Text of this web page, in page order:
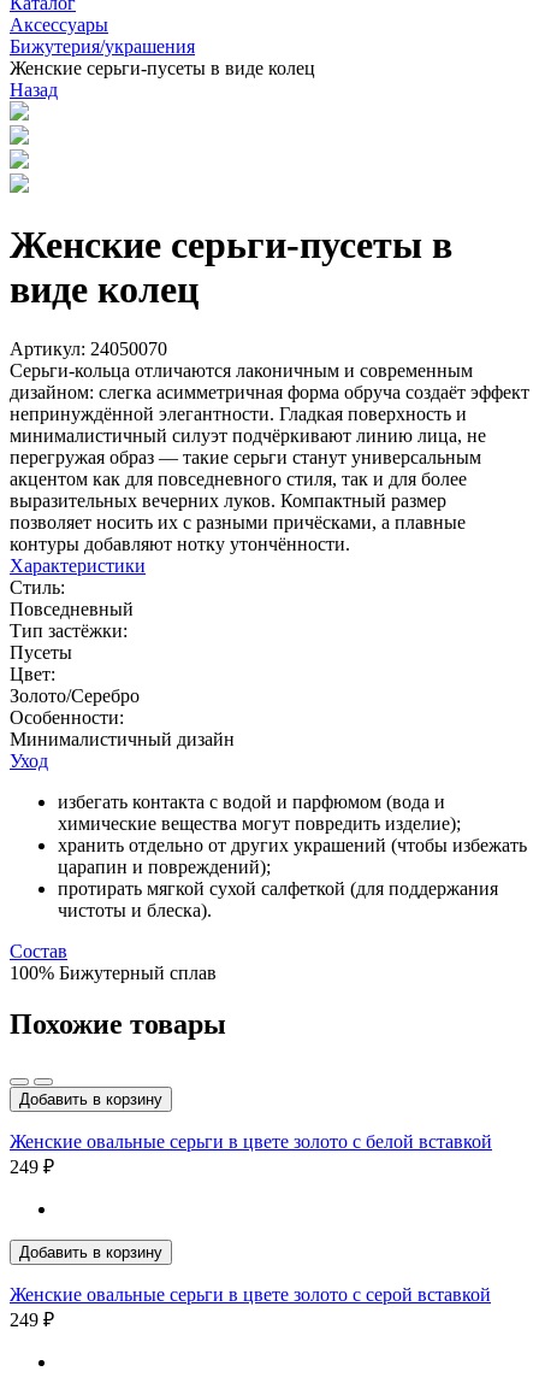
Аксессуары
Бижутерия/украшения
Женские серьги-пусеты в виде колец
Назад
Женские серьги-пусеты в
виде колец
Артикул: 24050070
Серьги-кольца отличаются лаконичным и современным
дизайном: слегка асимметричная форма обруча создаёт эффект
непринуждённой элегантности. Гладкая поверхность и
минималистичный силуэт подчёркивают линию лица, не
перегружая образ — такие серьги станут универсальным
акцентом как для повседневного стиля, так и для более
выразительных вечерних луков. Компактный размер
позволяет носить их с разными причёсками, а плавные
контуры добавляют нотку утончённости.
Характеристики
Стиль:
Повседневный
Тип застёжки:
Пусеты
Цвет:
Золото/Серебро
Особенности:
Минималистичный дизайн
Уход
избегать контакта с водой и парфюмом (вода и
химические вещества могут повредить изделие);
хранить отдельно от других украшений (чтобы избежать
царапин и повреждений);
протирать мягкой сухой салфеткой (для поддержания
чистоты и блеска).
Состав
100% Бижутерный сплав
Похожие товары
Добавить в корзину
Женские овальные серьги в цвете золото с белой вставкой
249 ₽
Добавить в корзину
Женские овальные серьги в цвете золото с серой вставкой
249 ₽